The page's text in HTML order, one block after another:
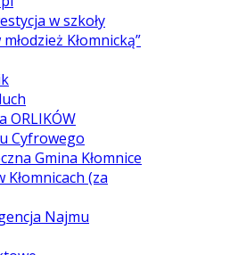
w szkoły
Kłomnicką”
ORLIKÓW
Cyfrowego
Gmina Kłomnice
Kłomnicach (za
Najmu